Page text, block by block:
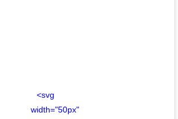
<svg
width="50px"